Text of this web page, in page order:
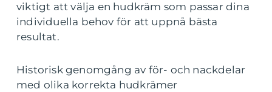
viktigt att välja en hudkräm som passar dina
individuella behov för att uppnå bästa
resultat.
Historisk genomgång av för- och nackdelar
med olika korrekta hudkrämer